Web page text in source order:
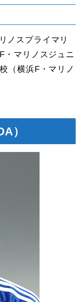
ノスプライマリ
・マリノスジュニ
（横浜F・マリノ
）